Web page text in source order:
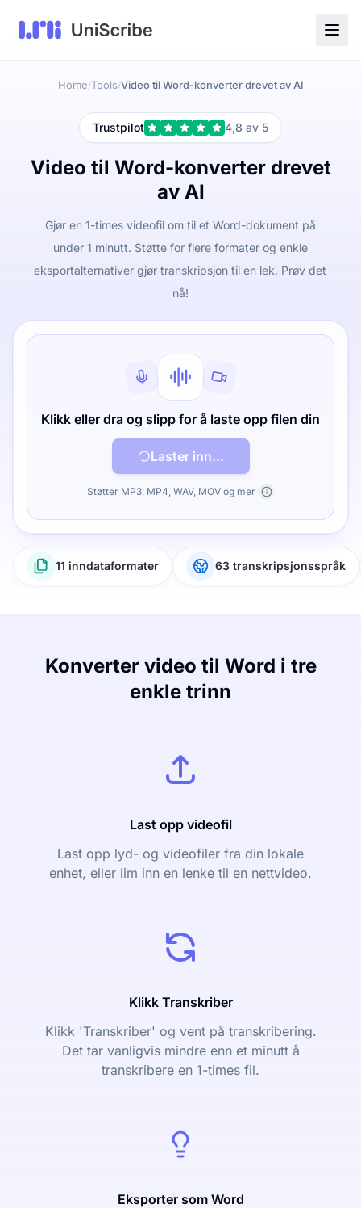
Home/Tools/Video til Word-konverter drevet av AI
Trustpilot 4,8 av 5
Video til Word-konverter drevet
av AI
Gjør en 1-times videofil om til et Word-dokument på
under 1 minutt. Støtte for flere formater og enkle
eksportalternativer gjør transkripsjon til en lek. Prøv det
nå!
Klikk eller dra og slipp for å laste opp filen din
Laster inn...
Støtter MP3, MP4, WAV, MOV og mer
11 inndataformater 63 transkripsjonsspråk
Konverter video til Word i tre
enkle trinn
Last opp videofil
Last opp lyd- og videofiler fra din lokale
enhet, eller lim inn en lenke til en nettvideo.
Klikk Transkriber
Klikk 'Transkriber' og vent på transkribering.
Det tar vanligvis mindre enn et minutt å
transkribere en 1-times fil.
Eksporter som Word